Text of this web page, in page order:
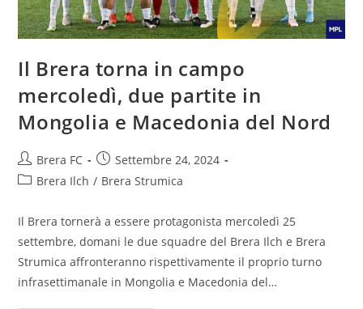
Il Brera torna in campo
mercoledì, due partite in
Mongolia e Macedonia del Nord
Brera FC
Settembre 24, 2024
Brera Ilch / Brera Strumica
Il Brera tornerà a essere protagonista mercoledì 25
settembre, domani le due squadre del Brera Ilch e Brera
Strumica affronteranno rispettivamente il proprio turno
infrasettimanale in Mongolia e Macedonia del…